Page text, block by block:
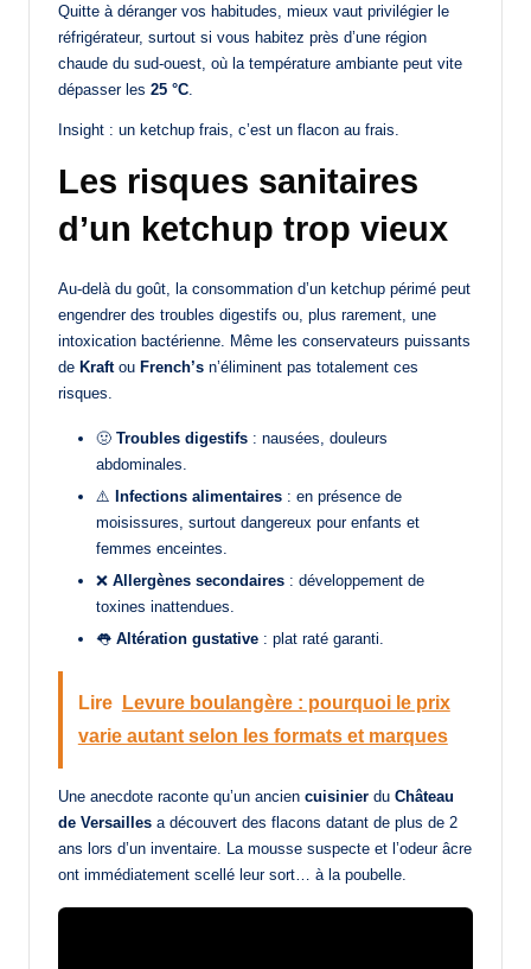
Quitte à déranger vos habitudes, mieux vaut privilégier le
réfrigérateur, surtout si vous habitez près d’une région
chaude du sud-ouest, où la température ambiante peut vite
dépasser les 25 °C
Insight : un ketchup frais, c’est un flacon au frais.
Les risques sanitaires
d’un ketchup trop vieux
Au-delà du goût, la consommation d’un ketchup périmé peut
engendrer des troubles digestifs ou, plus rarement, une
intoxication bactérienne. Même les conservateurs puissants
de Kraftou French’s n’éliminent pas totalement ces
risques.
🤢 Troubles digestifs : nausées, douleurs
abdominales.
⚠️ Infections alimentaires : en présence de
moisissures, surtout dangereux pour enfants et
femmes enceintes.
❌ Allergènes secondaires : développement de
toxines inattendues.
👅 Altération gustative : plat raté garanti.
Lire
Levure boulangère : pourquoi le prix
varie autant selon les formats et marques
Une anecdote raconte qu’un ancien cuisinier du Château
de Versailles a découvert des flacons datant de plus de 2
ans lors d’un inventaire. La mousse suspecte et l’odeur âcre
ont immédiatement scellé leur sort… à la poubelle.